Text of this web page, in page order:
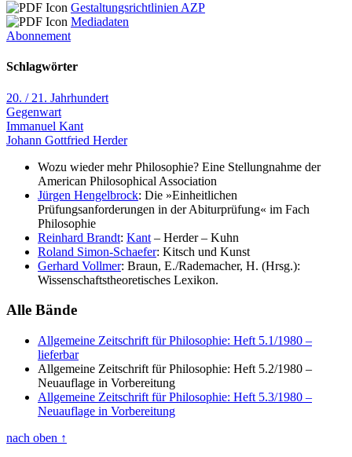
Gestaltungsrichtlinien AZP
Mediadaten
Abonnement
Schlagwörter
20. / 21. Jahrhundert
Gegenwart
Immanuel Kant
Johann Gottfried Herder
Wozu wieder mehr Philosophie? Eine Stellungnahme der
American Philosophical Association
Jürgen Hengelbrock: Die »Einheitlichen
Prüfungsanforderungen in der Abiturprüfung« im Fach
Philosophie
Reinhard Brandt: Kant – Herder – Kuhn
Roland Simon-Schaefer: Kitsch und Kunst
Gerhard Vollmer: Braun, E./Rademacher, H. (Hrsg.):
Wissenschaftstheoretisches Lexikon.
Alle Bände
Allgemeine Zeitschrift für Philosophie: Heft 5.1/1980 –
lieferbar
Allgemeine Zeitschrift für Philosophie: Heft 5.2/1980 –
Neuauflage in Vorbereitung
Allgemeine Zeitschrift für Philosophie: Heft 5.3/1980 –
Neuauflage in Vorbereitung
nach oben ↑